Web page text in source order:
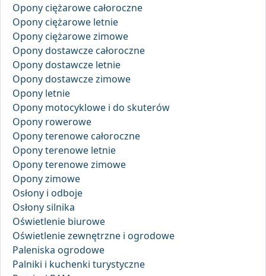
Opony ciężarowe całoroczne
Opony ciężarowe letnie
Opony ciężarowe zimowe
Opony dostawcze całoroczne
Opony dostawcze letnie
Opony dostawcze zimowe
Opony letnie
Opony motocyklowe i do skuterów
Opony rowerowe
Opony terenowe całoroczne
Opony terenowe letnie
Opony terenowe zimowe
Opony zimowe
Osłony i odboje
Osłony silnika
Oświetlenie biurowe
Oświetlenie zewnętrzne i ogrodowe
Paleniska ogrodowe
Palniki i kuchenki turystyczne